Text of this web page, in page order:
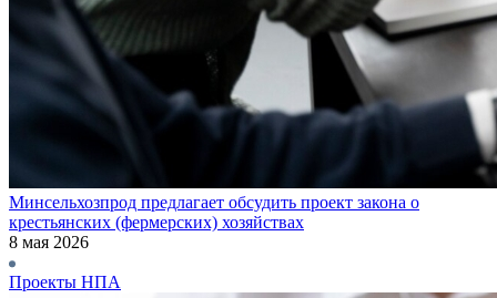
Минсельхозпрод предлагает обсудить проект закона о
крестьянских (фермерских) хозяйствах
8 мая 2026
Проекты НПА